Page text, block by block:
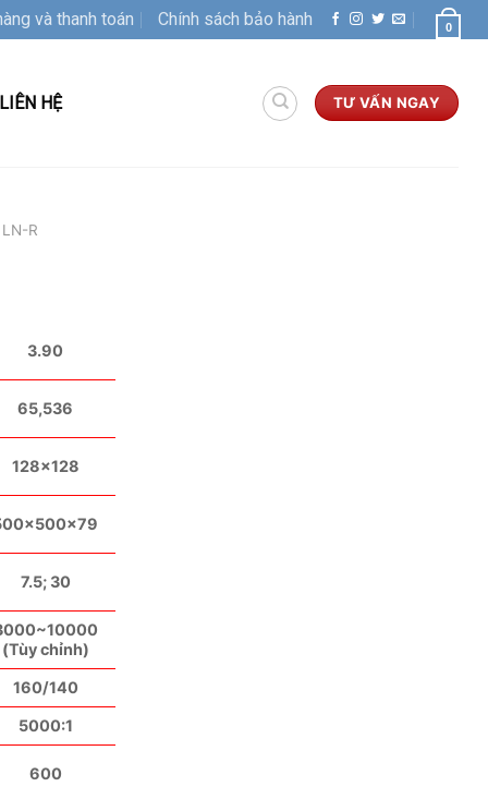
và thanh toán Chính sách bảo hành 0
HỆ TƯ VẤN NGAY
LN-R
3.90
65,536
128×128
7.5; 30
(Tùy chỉnh)
160/140
5000:1
600